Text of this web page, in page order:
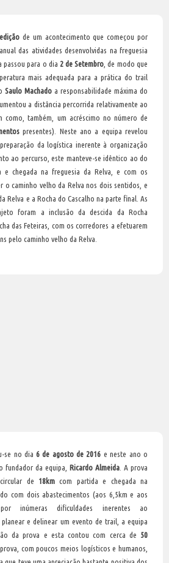
de um acontecimento que começou por
das atividades desenvolvidas na freguesia
passou para o dia 2 de Setembro, de modo que
mais adequada para a prática do trail
Saulo Machado a responsabilidade máxima do
a distância percorrida relativamente ao
como, também, um acréscimo no número de
presentes). Neste ano a equipa revelou
da logística inerente à organização
ao percurso, este manteve-se idêntico ao do
e chegada na freguesia da Relva, e com os
o caminho velho da Relva nos dois sentidos, e
Relva e a Rocha do Cascalho na parte final. As
foram a inclusão da descida da Rocha
das Feteiras, com os corredores a efetuarem
pelo caminho velho da Relva.
se no dia 6 de agosto de 2016 e neste ano o
da equipa, Ricardo Almeida . A prova
de 18km com partida e chegada na
com dois abastecimentos (aos 6,5km e aos
inúmeras dificuldades inerentes ao
e delinear um evento de trail, a equipa
da prova e esta contou com cerca de 50
com poucos meios logísticos e humanos,